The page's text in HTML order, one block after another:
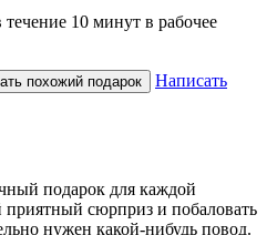
10 минут в рабочее
похожий подарок
Написать
подарок для каждой
приятный сюрприз и побаловать
нужен какой-нибудь повод.